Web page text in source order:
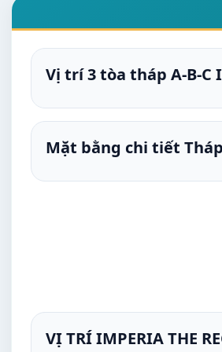
Vị trí 3 tòa tháp A-B-C
Mặt bằng chi tiết
VỊ TRÍ IMPERIA THE